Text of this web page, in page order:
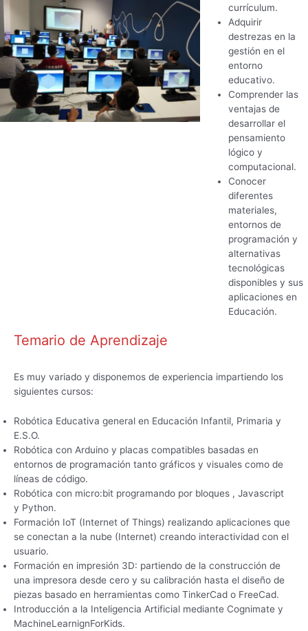
currículum.
Adquirir
destrezas en la
gestión en el
entorno
educativo.
Comprender las
ventajas de
desarrollar el
pensamiento
lógico y
computacional.
Conocer
diferentes
materiales,
entornos de
programación y
alternativas
tecnológicas
disponibles y sus
aplicaciones en
Educación.
Temario de Aprendizaje
Es muy variado y disponemos de experiencia impartiendo los
siguientes cursos:
Robótica Educativa general en Educación Infantil, Primaria y
E.S.O.
Robótica con Arduino y placas compatibles basadas en
entornos de programación tanto gráficos y visuales como de
líneas de código.
Robótica con micro:bit programando por bloques , Javascript
y Python.
Formación IoT (Internet of Things) realizando aplicaciones que
se conectan a la nube (Internet) creando interactividad con el
usuario.
Formación en impresión 3D: partiendo de la construcción de
una impresora desde cero y su calibración hasta el diseño de
piezas basado en herramientas como TinkerCad o FreeCad.
Introducción a la Inteligencia Artificial mediante Cognimate y
MachineLearnignForKids.